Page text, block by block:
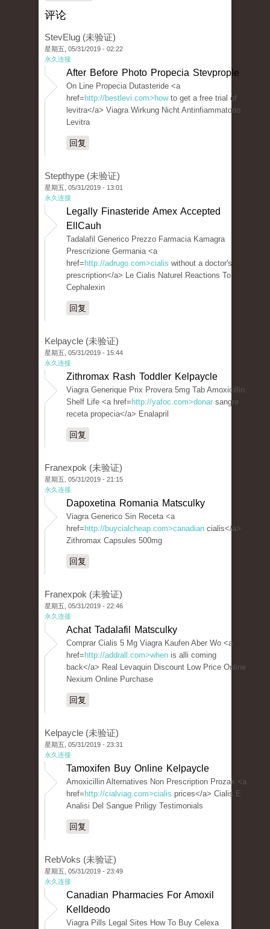
评论
StevElug (未验证)
星期五, 05/31/2019 - 02:22
永久连接
After Before Photo Propecia Stevprople
On Line Propecia Dutasteride <a
href= http://bestlevi.com>howto get a free trial of
levitra</a> Viagra Wirkung Nicht Antinfiammatorio
Levitra
回复
Stepthype (未验证)
星期五, 05/31/2019 - 13:01
永久连接
Legally Finasteride Amex Accepted
EllCauh
Tadalafil Generico Prezzo Farmacia Kamagra
Prescrizione Germania <a
href= http://adrugo.com>cialis without a doctor's
prescription</a> Le Cialis Naturel Reactions To
Cephalexin
回复
Kelpaycle (未验证)
星期五, 05/31/2019 - 15:44
永久连接
Zithromax Rash Toddler Kelpaycle
Viagra Generique Prix Provera 5mg Tab Amoxicillin
Shelf Life <a href= http://yafoc.com>donar sangre
receta propecia</a> Enalapril
回复
Franexpok (未验证)
星期五, 05/31/2019 - 21:15
永久连接
Dapoxetina Romania Matsculky
Viagra Generico Sin Receta <a
href= http://buycialcheap.com>canadian cialis</a>
Zithromax Capsules 500mg
回复
Franexpok (未验证)
星期五, 05/31/2019 - 22:46
永久连接
Achat Tadalafil Matsculky
Comprar Cialis 5 Mg Viagra Kaufen Aber Wo <a
href= http://addrall.com>when is alli coming
back</a> Real Levaquin Discount Low Price Online
Nexium Online Purchase
回复
Kelpaycle (未验证)
星期五, 05/31/2019 - 23:31
永久连接
Tamoxifen Buy Online Kelpaycle
Amoxicillin Alternatives Non Prescription Prozak <a
href= http://cialviag.com>cialis prices</a> Cialis E
Analisi Del Sangue Priligy Testimonials
回复
RebVoks (未验证)
星期五, 05/31/2019 - 23:49
永久连接
Canadian Pharmacies For Amoxil
KelIdeodo
Viagra Pills Legal Sites How To Buy Celexa